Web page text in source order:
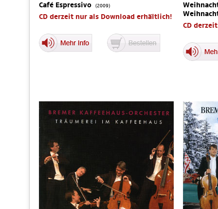
Café Espressivo (2009)
CD derzeit nur als Download erhältlich!
CD